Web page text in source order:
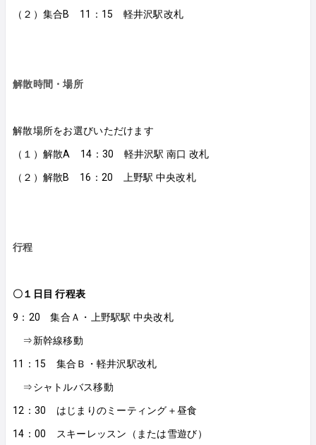
（２）集合B 11：15 軽井沢駅改札
解散時間・場所
解散場所をお選びいただけます
（１）解散A 14：30 軽井沢駅 南口 改札
（２）解散B 16：20 上野駅 中央改札
行程
〇１日目 行程表
9：20 集合Ａ・上野駅駅 中央改札
⇒新幹線移動
11：15 集合Ｂ・軽井沢駅改札
⇒シャトルバス移動
12：30 はじまりのミーティング＋昼食
14：00 スキーレッスン（または雪遊び）